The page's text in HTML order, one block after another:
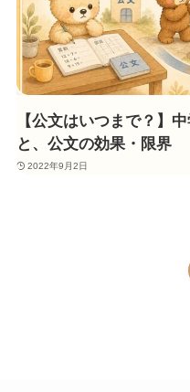
【公文はいつまで？】
と、公文の効果・限界
2022年9月2日